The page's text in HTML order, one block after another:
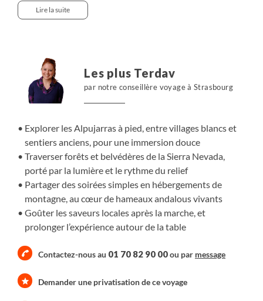
Le chemin déroule les Alpujarras, mosaïque de villages
blancs, de vergers en terrasses et de sentiers hérités de
sur l’Andalousie. Le rythme reste juste, porté par le relief
et l’altitude. Chaque fin de journée nous ramène dans
des hébergements de montagne au cœur de hameaux
vivants, propices au partage. À table, les saveurs locales
nature minérale, culture andalouse et art de ralentir.
Lire la suite
Les plus Terdav
par notre conseillère voyage à Strasbourg
Explorer les Alpujarras à pied, entre villages blancs et
sentiers anciens, pour une immersion douce
Traverser forêts et belvédères de la Sierra Nevada,
porté par la lumière et le rythme du relief
Partager des soirées simples en hébergements de
montagne, au cœur de hameaux andalous vivants
Goûter les saveurs locales après la marche, et
prolonger l’expérience autour de la table
Contactez-nous au 01 70 82 90 00ou par message
Demander une privatisation de ce voyage